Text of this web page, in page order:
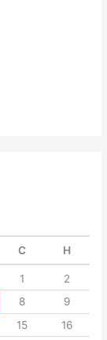
С Н
1
2
8
9
15
16